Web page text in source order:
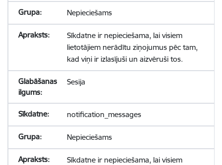
Nepieciešams
Sīkdatne ir nepieciešama, lai visiem
lietotājiem nerādītu ziņojumus pēc tam,
kad viņi ir izlasījuši un aizvēruši tos.
Sesija
notification_messages
Nepieciešams
Sīkdatne ir nepieciešama, lai visiem